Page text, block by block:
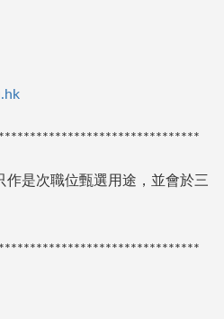
作是次職位甄選用途，並會於三